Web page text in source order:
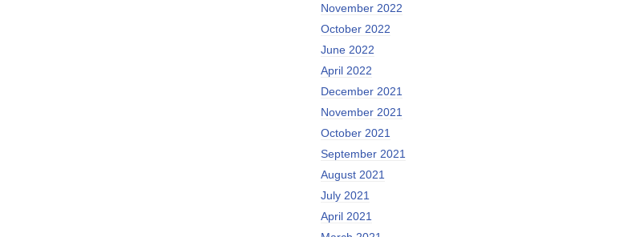
November 2022
October 2022
June 2022
April 2022
December 2021
November 2021
October 2021
September 2021
August 2021
July 2021
April 2021